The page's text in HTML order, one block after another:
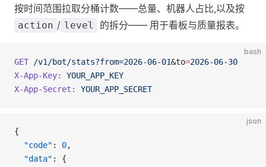
按时间范围拉取分桶计数——总量、机器人占比,以及按
action / level 的拆分—— 用于看板与质量报表。
bash
GET /v1/bot/stats?from=2026-06-01&to=2026-06-30
X-App-Key:
YOUR_APP_KEY
X-App-Secret:
YOUR_APP_SECRET
json
{
  "code"
: 0,
  "data"
: {